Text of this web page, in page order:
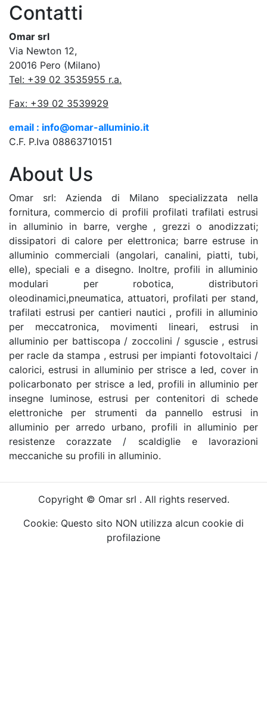
Contatti
Omar srl
Via Newton 12,
20016 Pero (Milano)
Tel: +39 02 3535955 r.a.
Fax: +39 02 3539929
email : info@omar-alluminio.it
C.F. P.Iva 08863710151
About Us
Omar srl: Azienda di Milano specializzata nella
fornitura, commercio di profili profilati trafilati estrusi
in alluminio in barre, verghe , grezzi o anodizzati;
dissipatori di calore per elettronica; barre estruse in
alluminio commerciali (angolari, canalini, piatti, tubi,
elle), speciali e a disegno. Inoltre, profili in alluminio
modulari per robotica, distributori
oleodinamici,pneumatica, attuatori, profilati per stand,
trafilati estrusi per cantieri nautici , profili in alluminio
per meccatronica, movimenti lineari, estrusi in
alluminio per battiscopa / zoccolini / sguscie , estrusi
per racle da stampa , estrusi per impianti fotovoltaici /
calorici, estrusi in alluminio per strisce a led, cover in
policarbonato per strisce a led, profili in alluminio per
insegne luminose, estrusi per contenitori di schede
elettroniche per strumenti da pannello estrusi in
alluminio per arredo urbano, profili in alluminio per
resistenze corazzate / scaldiglie e lavorazioni
meccaniche su profili in alluminio.
Copyright © Omar srl . All rights reserved.
Cookie: Questo sito NON utilizza alcun cookie di
profilazione